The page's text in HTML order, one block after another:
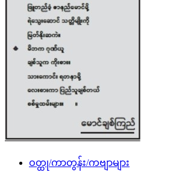
ဝတ္ထု/ကာတွန်း/ကဗျာများ